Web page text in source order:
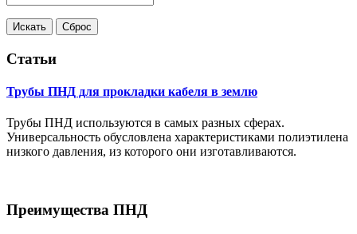
Статьи
Трубы ПНД для прокладки кабеля в землю
Трубы ПНД используются в самых разных сферах.
Универсальность обусловлена характеристиками полиэтилена
низкого давления, из которого они изготавливаются.
Преимущества ПНД